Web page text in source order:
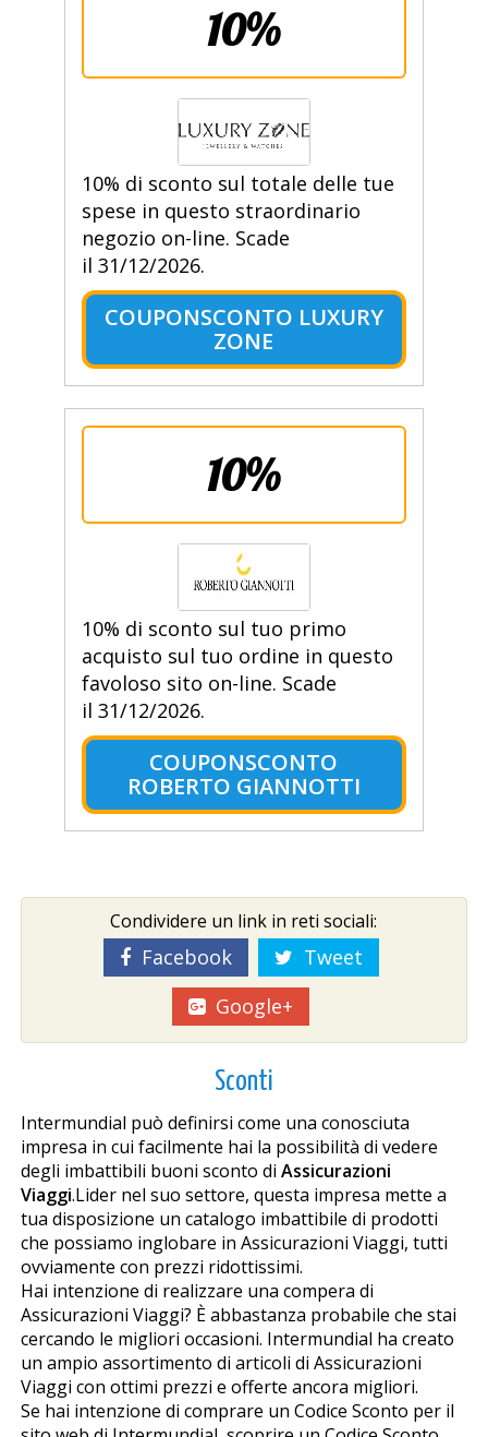
10%
10% di sconto sul totale delle tue
spese in questo straordinario
negozio on-line. Scade
il 31/12/2026.
COUPONSCONTO LUXURY
ZONE
10%
10% di sconto sul tuo primo
acquisto sul tuo ordine in questo
favoloso sito on-line. Scade
il 31/12/2026.
COUPONSCONTO
ROBERTO GIANNOTTI
Condividere un link in reti sociali:
Facebook
Tweet
Google+
Sconti
Intermundial può definirsi come una conosciuta
impresa in cui facilmente hai la possibilità di vedere
degli imbattibili buoni sconto di Assicurazioni
Viaggi.Lider nel suo settore, questa impresa mette a
tua disposizione un catalogo imbattibile di prodotti
che possiamo inglobare in Assicurazioni Viaggi, tutti
ovviamente con prezzi ridottissimi.
Hai intenzione di realizzare una compera di
Assicurazioni Viaggi? È abbastanza probabile che stai
cercando le migliori occasioni. Intermundial ha creato
un ampio assortimento di articoli di Assicurazioni
Viaggi con ottimi prezzi e offerte ancora migliori.
Se hai intenzione di comprare un Codice Sconto per il